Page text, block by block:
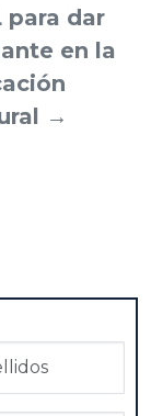
para dar
en la
→